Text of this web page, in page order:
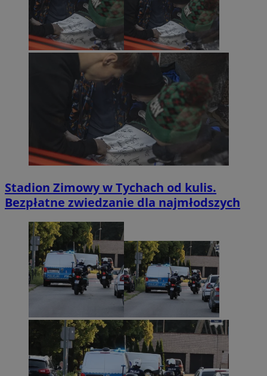
Stadion Zimowy w Tychach od kulis.
Bezpłatne zwiedzanie dla najmłodszych